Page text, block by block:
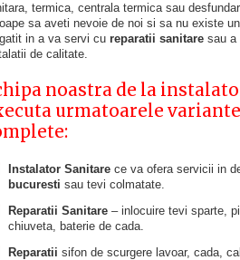
termica, centrala termica sau
sa aveti nevoie de noi si sa nu existe
in a va servi cu reparatii sanitare sau a
de calitate.
noastra de la
urmatoarele
Instalator Sanitare ce va ofera servicii in
bucuresti sau tevi colmatate.
Reparatii Sanitare – inlocuire tevi sparte,
chiuveta, baterie de cada.
Reparatii sifon de scurgere lavoar, cada,